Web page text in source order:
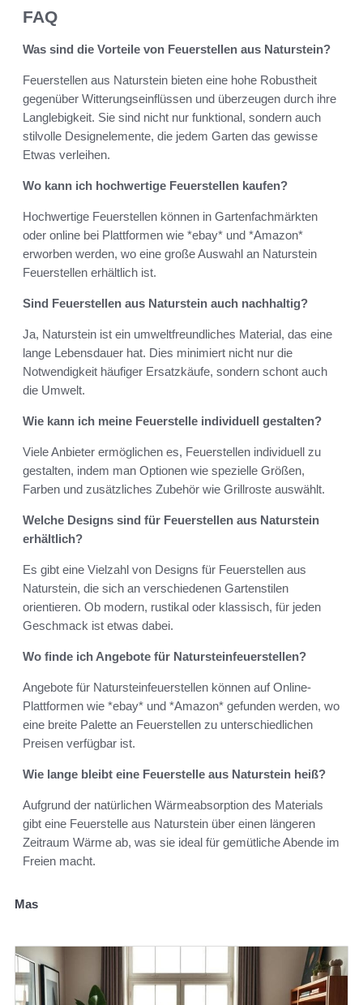
FAQ
Was sind die Vorteile von Feuerstellen aus Naturstein?
Feuerstellen aus Naturstein bieten eine hohe Robustheit
gegenüber Witterungseinflüssen und überzeugen durch ihre
Langlebigkeit. Sie sind nicht nur funktional, sondern auch
stilvolle Designelemente, die jedem Garten das gewisse
Etwas verleihen.
Wo kann ich hochwertige Feuerstellen kaufen?
Hochwertige Feuerstellen können in Gartenfachmärkten
oder online bei Plattformen wie *ebay* und *Amazon*
erworben werden, wo eine große Auswahl an Naturstein
Feuerstellen erhältlich ist.
Sind Feuerstellen aus Naturstein auch nachhaltig?
Ja, Naturstein ist ein umweltfreundliches Material, das eine
lange Lebensdauer hat. Dies minimiert nicht nur die
Notwendigkeit häufiger Ersatzkäufe, sondern schont auch
die Umwelt.
Wie kann ich meine Feuerstelle individuell gestalten?
Viele Anbieter ermöglichen es, Feuerstellen individuell zu
gestalten, indem man Optionen wie spezielle Größen,
Farben und zusätzliches Zubehör wie Grillroste auswählt.
Welche Designs sind für Feuerstellen aus Naturstein
erhältlich?
Es gibt eine Vielzahl von Designs für Feuerstellen aus
Naturstein, die sich an verschiedenen Gartenstilen
orientieren. Ob modern, rustikal oder klassisch, für jeden
Geschmack ist etwas dabei.
Wo finde ich Angebote für Natursteinfeuerstellen?
Angebote für Natursteinfeuerstellen können auf Online-
Plattformen wie *ebay* und *Amazon* gefunden werden, wo
eine breite Palette an Feuerstellen zu unterschiedlichen
Preisen verfügbar ist.
Wie lange bleibt eine Feuerstelle aus Naturstein heiß?
Aufgrund der natürlichen Wärmeabsorption des Materials
gibt eine Feuerstelle aus Naturstein über einen längeren
Zeitraum Wärme ab, was sie ideal für gemütliche Abende im
Freien macht.
Mas